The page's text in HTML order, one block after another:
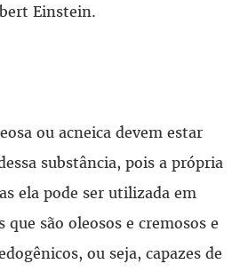
Einstein.
ou acneica devem estar
substância, pois a própria
ela pode ser utilizada em
são oleosos e cremosos e
ou seja, capazes de